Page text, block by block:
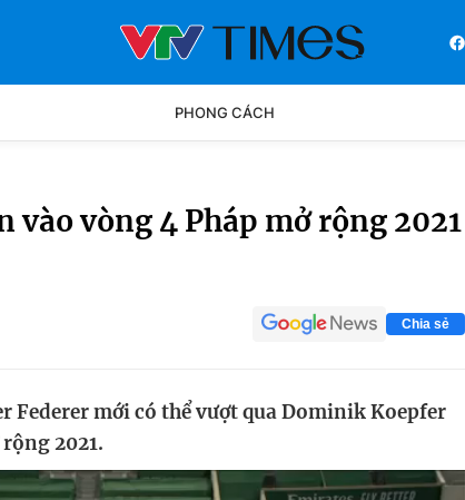
PHONG CÁCH
vào vòng 4 Pháp mở rộng 2021
Chia sẻ
Federer mới có thể vượt qua Dominik Koepfer
2021.